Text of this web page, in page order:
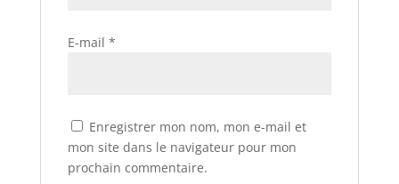
E-mail *
Enregistrer mon nom, mon e-mail et
mon site dans le navigateur pour mon
prochain commentaire.